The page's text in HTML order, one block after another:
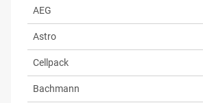
AEG
Astro
Cellpack
Bachmann